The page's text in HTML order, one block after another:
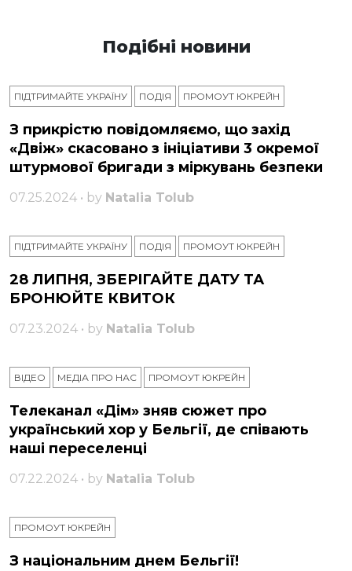
Подібні новини
ПІДТРИМАЙТЕ УКРАЇНУ ПОДІЯ ПРОМОУТ ЮКРЕЙН
З прикрістю повідомляємо, що захід
«Двіж» скасовано з ініціативи 3 окремої
штурмової бригади з міркувань безпеки
07.25.2024 • by Natalia Tolub
ПІДТРИМАЙТЕ УКРАЇНУ ПОДІЯ ПРОМОУТ ЮКРЕЙН
28 ЛИПНЯ, ЗБЕРІГАЙТЕ ДАТУ ТА
БРОНЮЙТЕ КВИТОК
07.23.2024 • by Natalia Tolub
ВІДЕО МЕДІА ПРО НАС ПРОМОУТ ЮКРЕЙН
Телеканал «Дім» зняв сюжет про
український хор у Бельгії, де співають
наші переселенці
07.22.2024 • by Natalia Tolub
ПРОМОУТ ЮКРЕЙН
З національним днем ​​Бельгії!